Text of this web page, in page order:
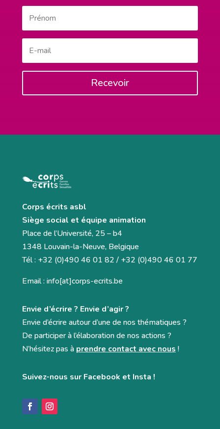
Recevoir
Corps écrits asbl
Siège social et équipe animation
Place de l’Université, 25 – b4
1348 Louvain-la-Neuve, Belgique
Tél : +32 (0)490 46 01 82 / +32 (0)490 46 01 77
Email : info[at]corps-ecrits.be
Envie d’écrire ? Envie d’agir ?
Envie d’écrire autour d’une de nos thématiques ?
De participer à l’élaboration de nos actions ?
N’hésitez pas à prendre contact avec nous !
Suivez-nous sur Facebook et Insta !